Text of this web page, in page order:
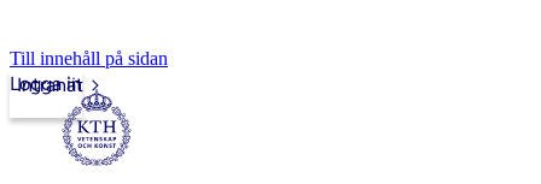
Till innehåll på sidan
Intranät
Logga in